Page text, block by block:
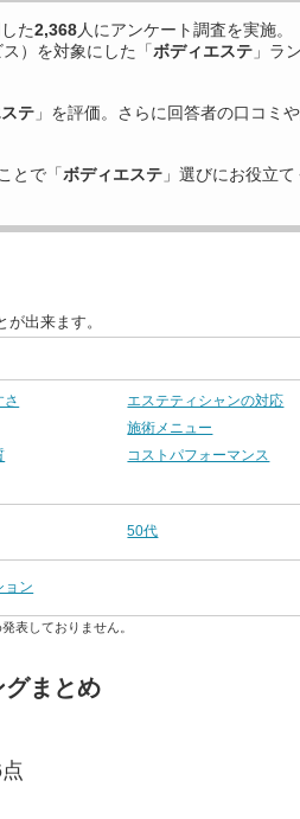
た2,368人にアンケート調査を実施。
）を対象にした「ボディエステ 」ラ
テ 」を評価。さらに回答者の口コミ
とで「ボディエステ 」選びにお役立て
出来ます。
さ
エステティシャンの対応
施術メニュー
コストパフォーマンス
50代
ョン
表しておりません。
まとめ